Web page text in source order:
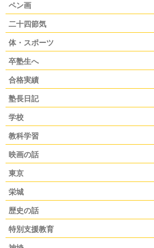
ペン画
二十四節気
体・スポーツ
卒塾生へ
合格実績
塾長日記
学校
教科学習
映画の話
東京
栄城
歴史の話
特別支援教育